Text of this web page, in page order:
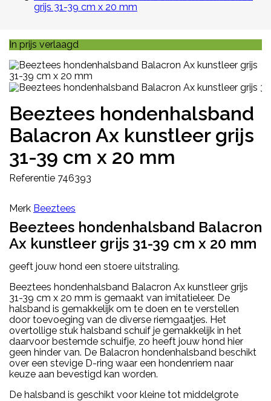
grijs 31-39 cm x 20 mm
In prijs verlaagd
Beeztees hondenhalsband
Balacron Ax kunstleer grijs
31-39 cm x 20 mm
Referentie 746393
Merk Beeztees
Beeztees hondenhalsband Balacron
Ax kunstleer grijs 31-39 cm x 20 mm
geeft jouw hond een stoere uitstraling.
Beeztees hondenhalsband Balacron Ax kunstleer grijs
31-39 cm x 20 mm is gemaakt van imitatieleer. De
halsband is gemakkelijk om te doen en te verstellen
door toevoeging van de diverse riemgaatjes. Het
overtollige stuk halsband schuif je gemakkelijk in het
daarvoor bestemde schuifje, zo heeft jouw hond hier
geen hinder van. De Balacron hondenhalsband beschikt
over een stevige D-ring waar een hondenriem naar
keuze aan bevestigd kan worden.
De halsband is geschikt voor kleine tot middelgrote